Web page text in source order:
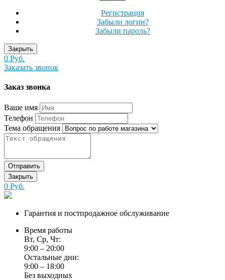
Регистрация
Забыли логин?
Забыли пароль?
Закрыть
0 Руб.
Заказать звонок
Заказ звонка
Ваше имя
Телефон
Тема обращения
Отправить
Закрыть
0 Руб.
Гарантия и постпродажное обслуживание
Время работы
Вт, Ср, Чт:
9:00 – 20:00
Остальные дни:
9:00 – 18:00
Без выходных